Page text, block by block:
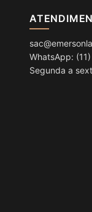
WhatsApp:
Segunda a